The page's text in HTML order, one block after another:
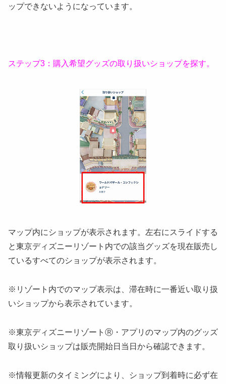
ップできないようになっています。
ステップ3：購入希望グッズの取り扱いショップを探す。
マップ内にショップが表示されます。左右にスライドする
と東京ディズニーリゾート内での該当グッズを現在販売し
ているすべてのショップが表示されます。
※リゾート内でのマップ表示は、滞在時に一番近い取り扱
いショップから表示されています。
※東京ディズニーリゾートⓇ・アプリのマップ内のグッズ
取り扱いショップは販売開始日当日から確認できます。
※情報更新のタイミングにより、ショップ到着時に必ず在